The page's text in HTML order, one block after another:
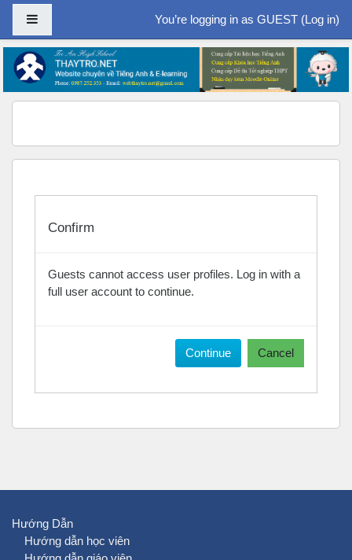
Skip to main content
You’re logging in as GUEST (Log in)
Confirm
Guests cannot access user profiles. Log in with a
full user account to continue.
Continue Cancel
Hướng Dẫn
Hướng dẫn học viên